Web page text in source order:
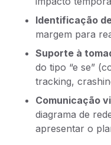
Identificação
margem para
Suporte à
do tipo “e se”
tracking,
Comunicação
diagrama de
apresentar o